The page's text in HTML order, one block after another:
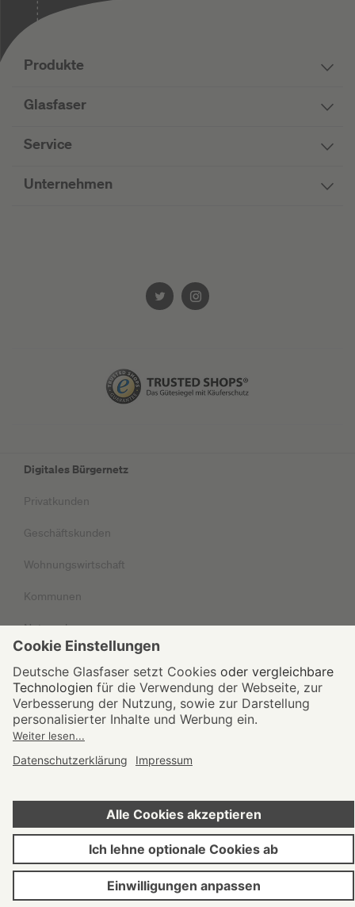
Produkte
Glasfaser
Service
Unternehmen
Digitales Bürgernetz
Privatkunden
Geschäftskunden
Wohnungswirtschaft
Kommunen
Netzausbau
Impressum
Datenschutz
AGB